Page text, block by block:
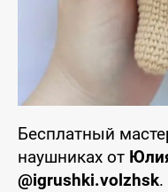
Бесплатный
наушниках от
@igrushki.volzhsk.